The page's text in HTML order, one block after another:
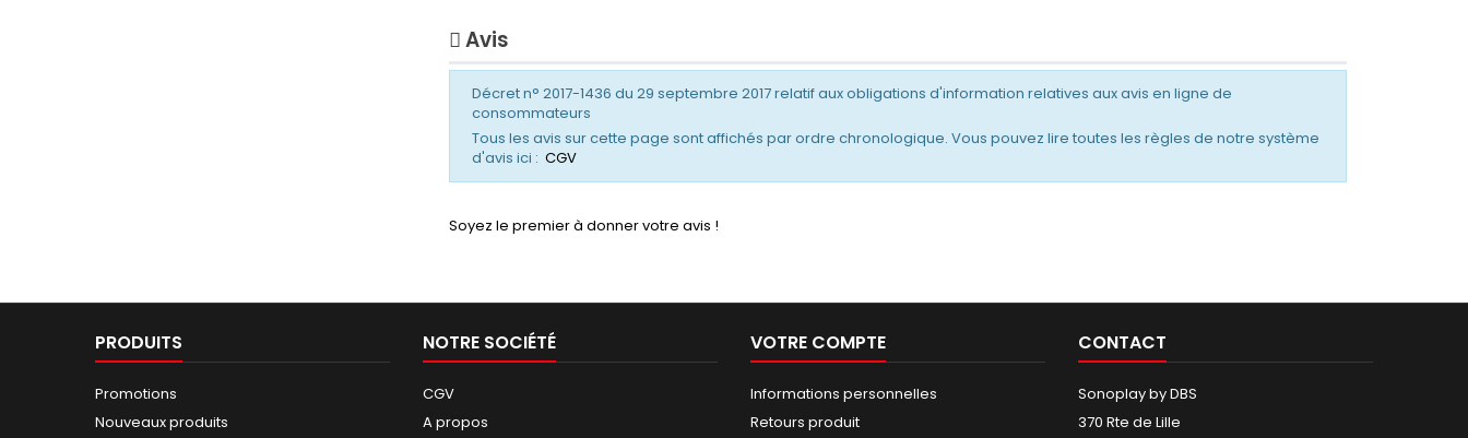
Avis
Décret n° 2017-1436 du 29 septembre 2017 relatif aux obligations d'information relatives aux avis en ligne de
consommateurs
Tous les avis sur cette page sont affichés par ordre chronologique. Vous pouvez lire toutes les règles de notre système
d'avis ici : CGV
Soyez le premier à donner votre avis !
PRODUITS
Promotions
Nouveaux produits
NOTRE SOCIÉTÉ
CGV
A propos
VOTRE COMPTE
Informations personnelles
Retours produit
CONTACT
Sonoplay by DBS
370 Rte de Lille